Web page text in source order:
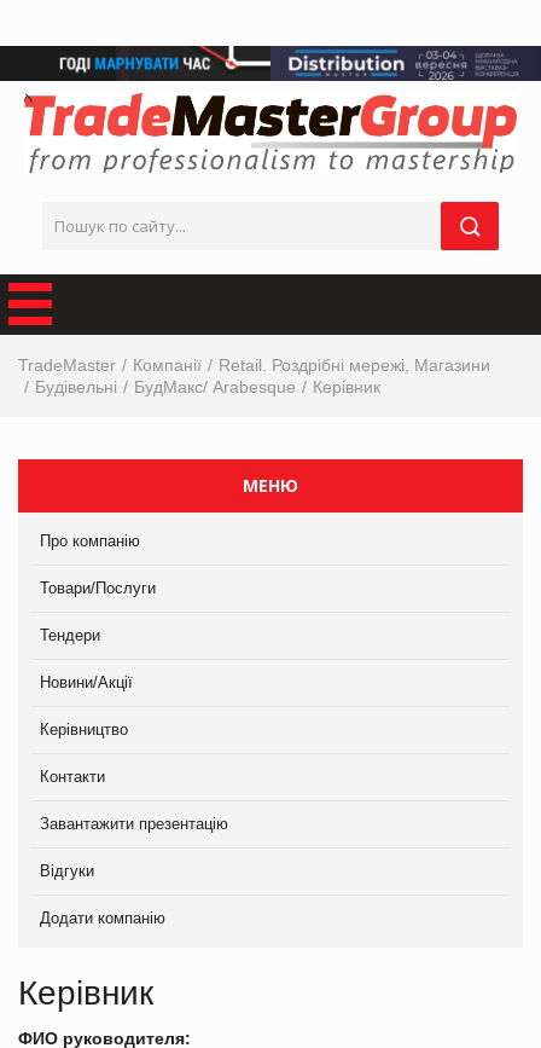
TradeMaster Компанії
Retail. Роздрібні мережі, Магазини
Будівельні
БудМакс/ Arabesque Керівник
МЕНЮ
Про компанію
Товари/Послуги
Тендери
Новини/Акції
Керівництво
Контакти
Завантажити презентацію
Відгуки
Додати компанію
Керівник
ФИО руководителя: